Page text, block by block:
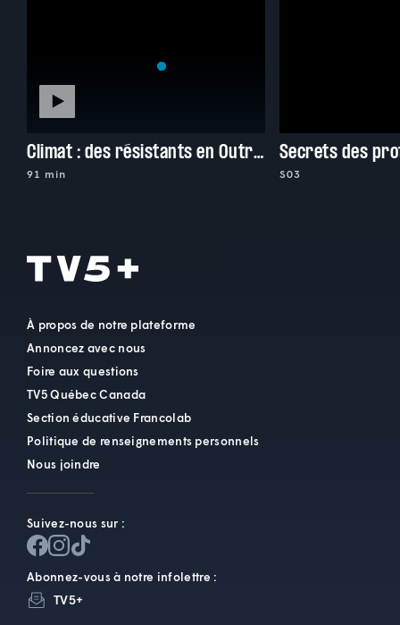
Climat : des résistants en Outre-mer
91 min
Secrets des
S03
À propos de notre plateforme
Annoncez avec nous
Foire aux questions
TV5 Québec Canada
Section éducative Francolab
Politique de renseignements personnels
Nous joindre
Suivez-nous sur :
Abonnez-vous à notre infolettre :
TV5+